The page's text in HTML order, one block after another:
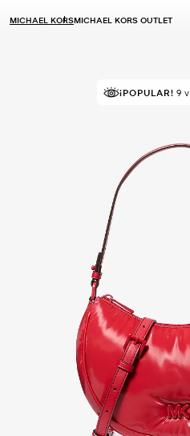
MICHAEL KORSMICHAEL KORS OUTLET
¡POPULAR! 9